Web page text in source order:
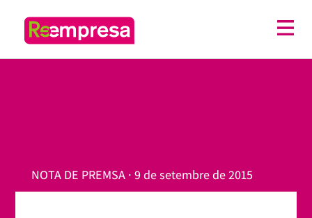
NOTA DE PREMSA · 9 de setembre de 2015